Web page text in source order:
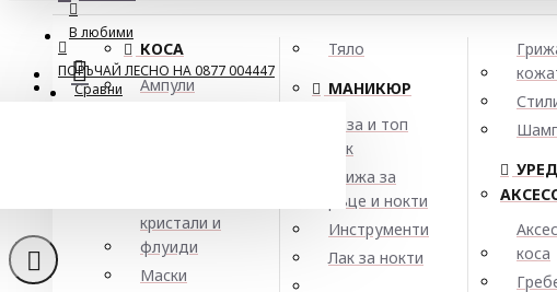
В любими
Сравни
КОСА
Ампули
кристали и
флуиди
Маски
Тяло
МАНИКЮР
База и топ
лак
Грижа за
ръце и нокти
Инструменти
Лак за нокти
коса
ПОРЪЧАЙ ЛЕСНО НА 0877 004447
Ароматен спрей